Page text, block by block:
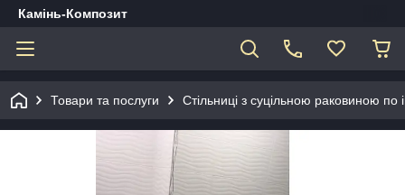
Камінь-Композит
Товари та послуги Стільниці з суцільною раковиною по